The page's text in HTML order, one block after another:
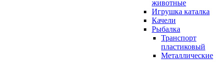
животные
Игрушка каталка
Качели
Рыбалка
Транспорт
пластиковый
Металлические